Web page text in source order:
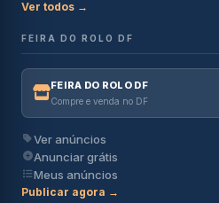
Ver todos →
FEIRA DO ROLO DF
FEIRA DO ROLO DF
Compre e venda no DF
Ver anúncios
Anunciar grátis
Meus anúncios
Publicar agora →